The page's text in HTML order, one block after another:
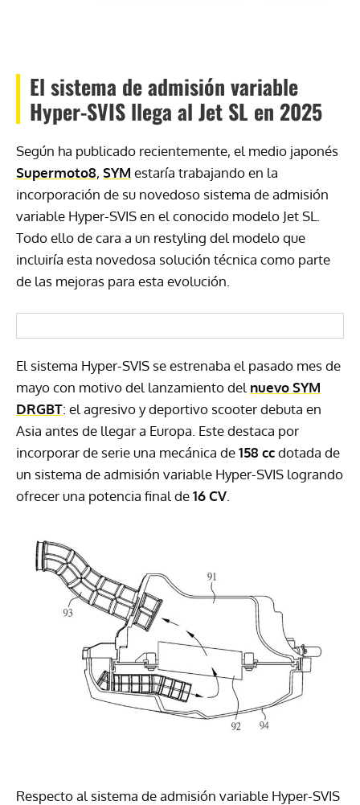
El sistema de admisión variable
Hyper-SVIS llega al Jet SL en 2025
Según ha publicado recientemente, el medio japonés
Supermoto8, SYM estaría trabajando en la
incorporación de su novedoso sistema de admisión
variable Hyper-SVIS en el conocido modelo Jet SL.
Todo ello de cara a un restyling del modelo que
incluiría esta novedosa solución técnica como parte
de las mejoras para esta evolución.
El sistema Hyper-SVIS se estrenaba el pasado mes de
mayo con motivo del lanzamiento del nuevo SYM
DRGBT: el agresivo y deportivo scooter debuta en
Asia antes de llegar a Europa. Este destaca por
incorporar de serie una mecánica de158 ccdotada de
un sistema de admisión variable Hyper-SVIS logrando
ofrecer una potencia final de16 CV.
Respecto al sistema de admisión variable Hyper-SVIS